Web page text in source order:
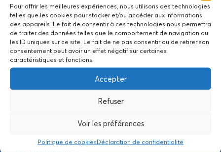
Pour offrir les meilleures expériences, nous utilisons des technologies
telles que les cookies pour stocker et/ou accéder aux informations
des appareils. Le fait de consentir à ces technologies nous permettra
de traiter des données telles que le comportement de navigation ou
les ID uniques sur ce site. Le fait de ne pas consentir ou de retirer son
consentement peut avoir un effet négatif sur certaines
caractéristiques et fonctions.
Accepter
Refuser
Voir les préférences
Politique de cookiesDéclaration de confidentialité
Professionnels
Nos valeurs : servir l’Homme,
tout l’Homme.